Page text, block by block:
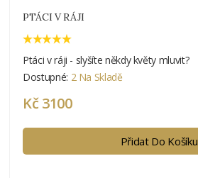
PTÁCI V RÁJI
Ptáci v ráji - slyšíte někdy květy mluvit?
Dostupné: 2 Na Skladě
Kč 3100
Přidat Do Košíku